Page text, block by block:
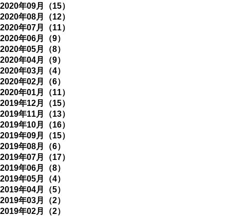
2020年09月（15）
2020年08月（12）
2020年07月（11）
2020年06月（9）
2020年05月（8）
2020年04月（9）
2020年03月（4）
2020年02月（6）
2020年01月（11）
2019年12月（15）
2019年11月（13）
2019年10月（16）
2019年09月（15）
2019年08月（6）
2019年07月（17）
2019年06月（8）
2019年05月（4）
2019年04月（5）
2019年03月（2）
2019年02月（2）